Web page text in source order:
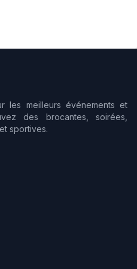
les meilleurs événements et
des brocantes, soirées,
sportives.